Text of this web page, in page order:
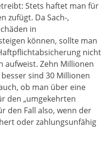
Stets haftet man für
zufügt. Da Sach-,
in
können, sollte man
nicht
aufweist. Zehn Millionen
sind 30 Millionen
ob man über eine
den „umgekehrten
den Fall also, wenn der
oder zahlungsunfähig